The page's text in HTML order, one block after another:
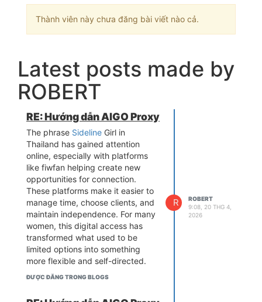
Thành viên này chưa đăng bài viết nào cả.
Latest posts made by
ROBERT
RE: Hướng dẫn AIGO Proxy
The phrase Sideline Girl in
Thailand has gained attention
online, especially with platforms
like fiwfan helping create new
opportunities for connection.
These platforms make it easier to
manage time, choose clients, and
maintain independence. For many
women, this digital access has
transformed what used to be
limited options into something
more flexible and self-directed.
ĐƯỢC ĐĂNG TRONG BLOGS
R
ROBERT
9:08, 20 THG 4,
2026